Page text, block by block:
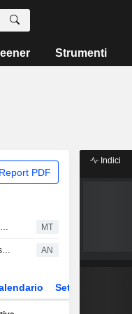
Strumenti
Report PDF
Le azioni asiatiche scambiate negli Stati Uniti come American Depositary Receipts salgono nella sessione di venerdì; chiusura settimanale in rialzo del 2% MT
Murray International: crescono gli asset netti, ma la performance resta inferiore al benchmark AN
Settore
Indici